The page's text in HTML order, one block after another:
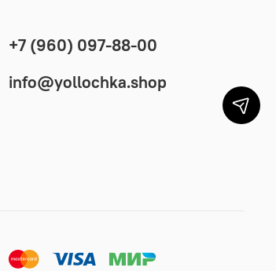
+7 (960) 097-88-00
info@yollochka.shop